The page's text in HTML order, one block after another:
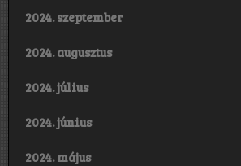
2024. szeptember
2024. augusztus
2024. július
2024. június
2024. május